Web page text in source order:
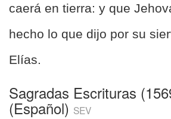
caerá en tierra: y que
hecho lo que dijo por su
Elías.
Sagradas Escrituras
(Español) SEV